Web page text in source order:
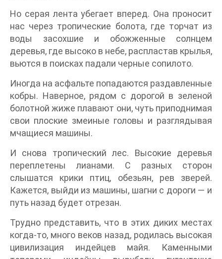
Но серая лента убегает вперед. Она проносит
нас через тропические болота, где торчат из
воды засохшие и обожженные солнцем
деревья, где высоко в небе, распластав крылья,
вьются в поисках падали черные сопилото.
Иногда на асфальте попадаются раздавленные
кобры. Наверное, рядом с дорогой в зеленой
болотной жиже плавают они, чуть приподнимая
свои плоские змеиные головы и разглядывая
мчащиеся машины.
И снова тропический лес. Высокие деревья
переплетены лианами. С разных сторон
слышатся крики птиц, обезьян, рев зверей.
Кажется, выйди из машины, шагни с дороги — и
путь назад будет отрезан.
Трудно представить, что в этих диких местах
когда-то, много веков назад, родилась высокая
цивилизация индейцев майя. Каменными